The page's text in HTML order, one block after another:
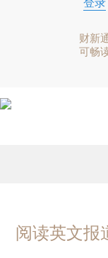
财新
可畅
阅读英文报